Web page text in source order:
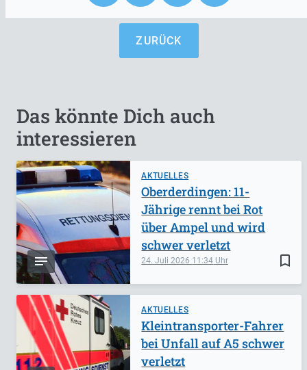
ZURÜCK
Das könnte Dich auch
interessieren
AKTUELLES
bookmark_border
24. Juli 2026 11:34
Oberderdingen: 11-
Jährige rennt bei Rot
über Ampel und wird
schwer verletzt
AKTUELLES
Kleintransporter-Fahrer
bei Unfall auf A5 schwer
verletzt